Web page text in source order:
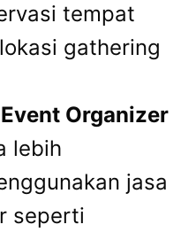
tempat
gathering
Organizer
lebih
jasa
seperti